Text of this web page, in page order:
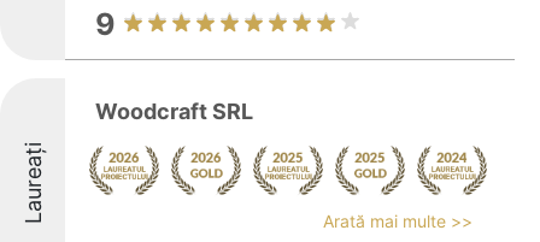
9
Laureați
Woodcraft SRL
Arată mai multe >>